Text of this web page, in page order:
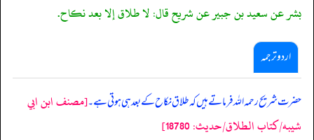
بشر عن سعيد بن جبير عن شريح قال: لا طلاق إلا بعد نكاح.
اردو ترجمہ
حضرت شریح رحمہ اللہ فرماتے ہیں کہ طلاق نکاح کے بعد ہی ہوتی ہے۔[مصنف ابن ابي
شيبه/كتاب الطلاق/حدیث: 18780]